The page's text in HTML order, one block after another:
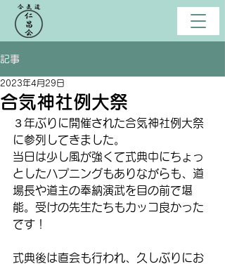
記事
合気神社例大祭
2023年4月29日
３年ぶりに開催された合気神社例大祭
に参列してきました。
当日は少し風が強くて式典中にちょっ
としたハプニングもありながらも、道
場長や道主の奉納演武を目の前で堪
能。受けの先生たちもカッコ良かった
です！
式典後は直会も行われ、久しぶりにお